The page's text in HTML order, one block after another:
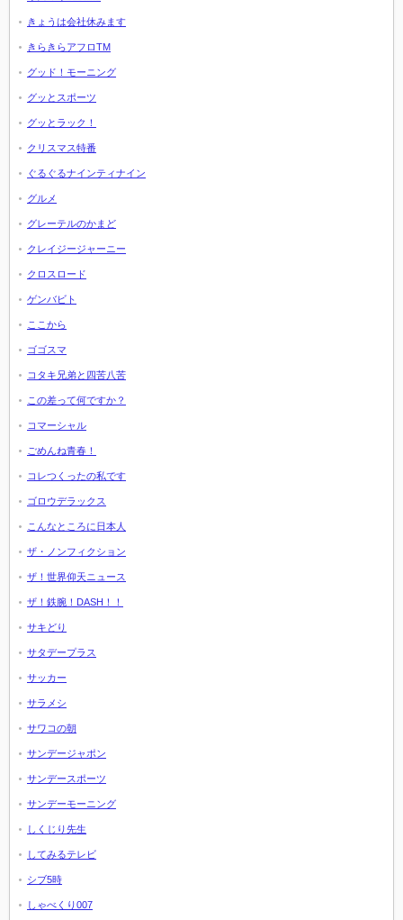
きょうは会社休みます
きらきらアフロTM
グッド！モーニング
グッとスポーツ
グッとラック！
クリスマス特番
ぐるぐるナインティナイン
グルメ
グレーテルのかまど
クレイジージャーニー
クロスロード
ゲンバビト
ここから
ゴゴスマ
コタキ兄弟と四苦八苦
この差って何ですか？
コマーシャル
ごめんね青春！
コレつくったの私です
ゴロウデラックス
こんなところに日本人
ザ・ノンフィクション
ザ！世界仰天ニュース
ザ！鉄腕！DASH！！
サキどり
サタデープラス
サッカー
サラメシ
サワコの朝
サンデージャポン
サンデースポーツ
サンデーモーニング
しくじり先生
してみるテレビ
シブ5時
しゃべくり007